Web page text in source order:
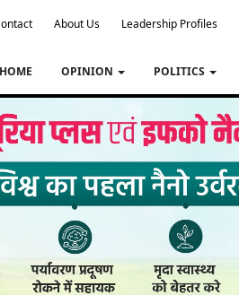
About Us Leadership Profiles
HOME OPINION POLITICS